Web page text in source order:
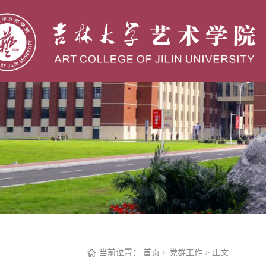
当前位置： 首页 > 党群工作> 正文